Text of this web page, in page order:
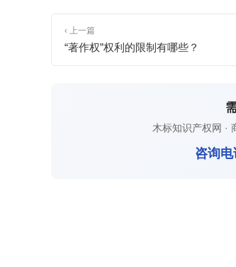
‹ 上一篇
“著作权”权利的限制有哪些？
木标知识产权网 ·
咨询电